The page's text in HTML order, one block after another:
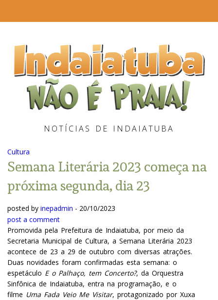
NOTÍCIAS DE INDAIATUBA
Cultura
Semana Literária 2023 começa na
próxima segunda, dia 23
posted by inepadmin - 20/10/2023
post a comment
Promovida pela Prefeitura de Indaiatuba, por meio da
Secretaria Municipal de Cultura, a Semana Literária 2023
acontece de 23 a 29 de outubro com diversas atrações.
Duas novidades foram confirmadas esta semana: o
espetáculo E o Palhaço, tem Concerto?, da Orquestra
Sinfônica de Indaiatuba, entra na programação, e o
filme Uma Fada Veio Me Visitar, protagonizado por Xuxa